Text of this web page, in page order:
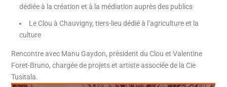
dédiée à la création et à la médiation auprès des publics
Le Clou à Chauvigny, tiers-lieu dédié à l’agriculture et la
culture
Rencontre avec Manu Gaydon, président du Clou et Valentine
Foret-Bruno, chargée de projets et artiste associée de la Cie
Tusitala.